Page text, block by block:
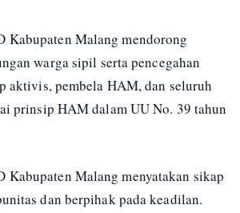
Kabupaten Malang mendorong
warga sipil serta pencegahan
aktivis, pembela HAM, dan seluruh
prinsip HAM dalam UU No. 39 tahun
Kabupaten Malang menyatakan sikap
dan berpihak pada keadilan.